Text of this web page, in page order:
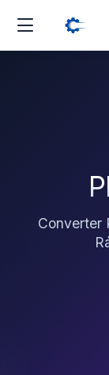
Converter